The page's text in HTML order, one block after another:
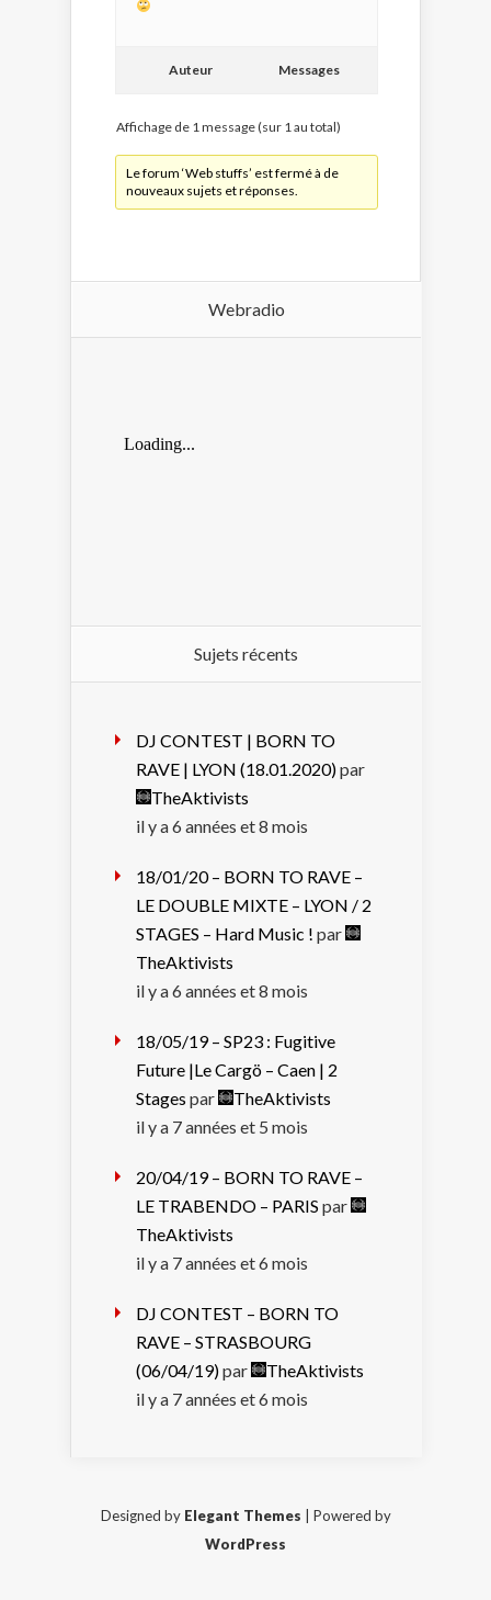
Auteur Messages
Affichage de 1 message (sur 1 au total)
Le forum ‘Web stuffs’ est fermé à de
nouveaux sujets et réponses.
Webradio
Sujets récents
DJ CONTEST | BORN TO
RAVE | LYON (18.01.2020)par
TheAktivists
il y a 6 années et 8 mois
18/01/20 – BORN TO RAVE –
LE DOUBLE MIXTE – LYON / 2
STAGES – Hard Music ! par
TheAktivists
il y a 6 années et 8 mois
18/05/19 – SP23 : Fugitive
Future |Le Cargö – Caen | 2
Stages par
TheAktivists
il y a 7 années et 5 mois
20/04/19 – BORN TO RAVE –
LE TRABENDO – PARIS par
TheAktivists
il y a 7 années et 6 mois
DJ CONTEST – BORN TO
RAVE – STRASBOURG
(06/04/19)par
TheAktivists
il y a 7 années et 6 mois
Designed by Elegant Themes | Powered by
WordPress